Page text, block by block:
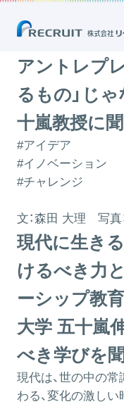
教授に聞く、現代に必要な学
アントレプ
るもの」じ
十嵐教授に
#アイデア
#イノベーション
#チャレンジ
文：森田 大理 写真
現代に生き
けるべき力
ーシップ教
大学 五十嵐
べき学びを聞
現代は、世の中の
わる、変化の激し